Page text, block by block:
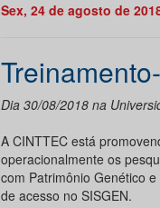
Sex, 24 de agosto de
Dia 30/08/2018 na
A CINTTEC está
operacionalmente os
com Patrimônio Genético
de acesso no SISGEN.